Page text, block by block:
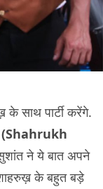
साथ पार्टी करेंगे.
(Shahrukh
ने ये बात अपने
के बहुत बड़े